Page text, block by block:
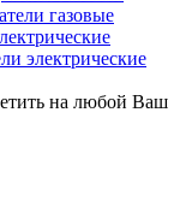
газовые
электрические
на любой Ваш